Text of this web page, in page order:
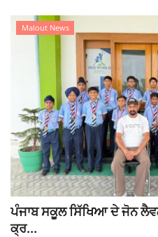
Malout News
ਪੰਜਾਬ ਸਕੂਲ ਸਿੱਖਿਆ ਦੇ ਜੋਨ
ਕ੍ਰ...